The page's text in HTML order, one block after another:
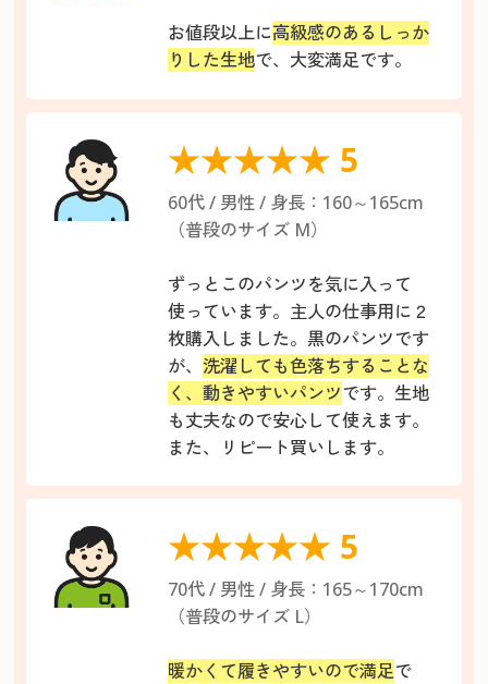
お値段以上に高級感のあるしっか
りした生地で、大変満足です。
★★★★★ 5
60代 / 男性 / 身長：160～165cm
（普段のサイズ M）
ずっとこのパンツを気に入って
使っています。主人の仕事用に２
枚購入しました。黒のパンツです
が、洗濯しても色落ちすることな
く、動きやすいパンツです。生地
も丈夫なので安心して使えます。
また、リピート買いします。
★★★★★ 5
70代 / 男性 / 身長：165～170cm
（普段のサイズ L）
暖かくて履きやすいので満足で